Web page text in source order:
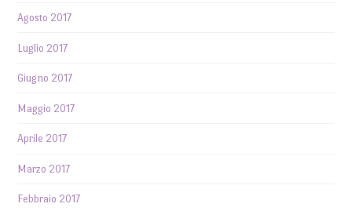
Agosto 2017
Luglio 2017
Giugno 2017
Maggio 2017
Aprile 2017
Marzo 2017
Febbraio 2017